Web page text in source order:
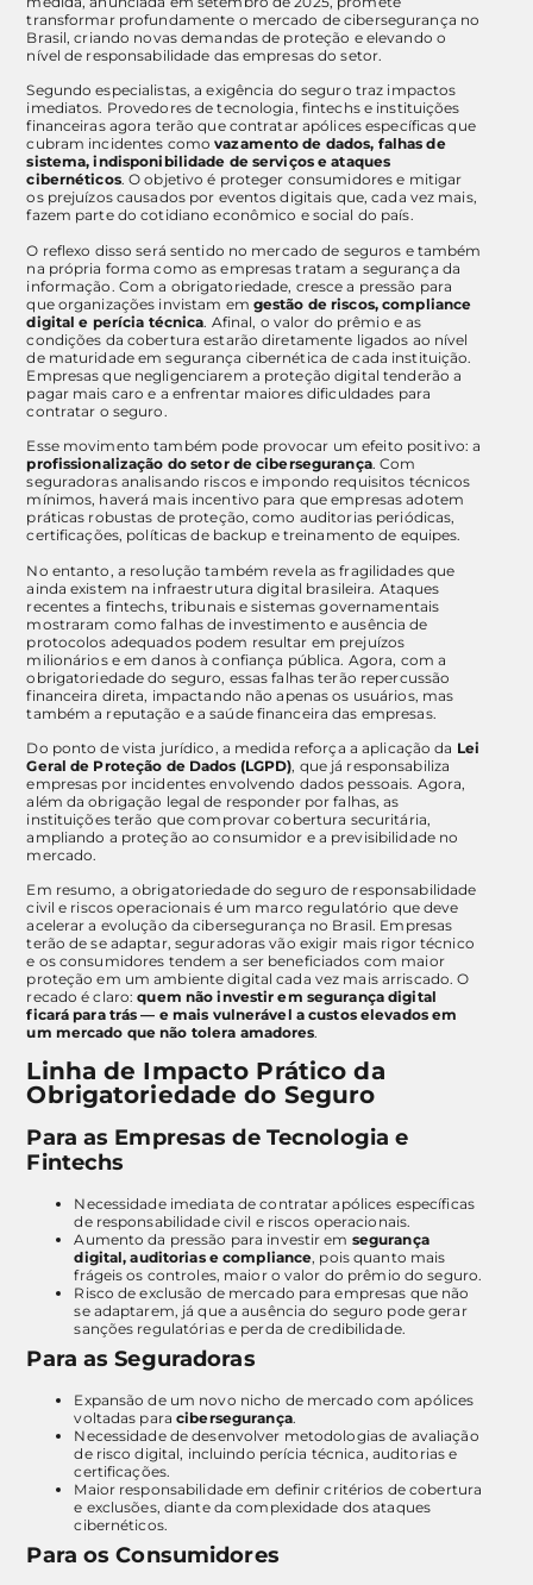
transformar profundamente o mercado de cibersegurança no
Brasil, criando novas demandas de proteção e elevando o
nível de responsabilidade das empresas do setor.
Segundo especialistas, a exigência do seguro traz impactos
imediatos. Provedores de tecnologia, fintechs e instituições
financeiras agora terão que contratar apólices específicas que
cubram incidentes comovazamento de dados, falhas de
sistema, indisponibilidade de serviços e ataques
cibernéticos. O objetivo é proteger consumidores e mitigar
os prejuízos causados por eventos digitais que, cada vez mais,
fazem parte do cotidiano econômico e social do país.
O reflexo disso será sentido no mercado de seguros e também
na própria forma como as empresas tratam a segurança da
informação. Com a obrigatoriedade, cresce a pressão para
que organizações invistam em gestão de riscos, compliance
digital e perícia técnica. Afinal, o valor do prêmio e as
condições da cobertura estarão diretamente ligados ao nível
de maturidade em segurança cibernética de cada instituição.
Empresas que negligenciarem a proteção digital tenderão a
pagar mais caro e a enfrentar maiores dificuldades para
contratar o seguro.
Esse movimento também pode provocar um efeito positivo: a
profissionalização do setor de cibersegurança. Com
seguradoras analisando riscos e impondo requisitos técnicos
mínimos, haverá mais incentivo para que empresas adotem
práticas robustas de proteção, como auditorias periódicas,
certificações, políticas de backup e treinamento de equipes.
No entanto, a resolução também revela as fragilidades que
ainda existem na infraestrutura digital brasileira. Ataques
recentes a fintechs, tribunais e sistemas governamentais
mostraram como falhas de investimento e ausência de
protocolos adequados podem resultar em prejuízos
milionários e em danos à confiança pública. Agora, com a
obrigatoriedade do seguro, essas falhas terão repercussão
financeira direta, impactando não apenas os usuários, mas
também a reputação e a saúde financeira das empresas.
Do ponto de vista jurídico, a medida reforça a aplicação da Lei
Geral de Proteção de Dados (LGPD), que já responsabiliza
empresas por incidentes envolvendo dados pessoais. Agora,
além da obrigação legal de responder por falhas, as
instituições terão que comprovar cobertura securitária,
ampliando a proteção ao consumidor e a previsibilidade no
mercado.
Em resumo, a obrigatoriedade do seguro de responsabilidade
civil e riscos operacionais é um marco regulatório que deve
acelerar a evolução da cibersegurança no Brasil. Empresas
terão de se adaptar, seguradoras vão exigir mais rigor técnico
e os consumidores tendem a ser beneficiados com maior
proteção em um ambiente digital cada vez mais arriscado. O
recado é claro:quem não investir em segurança digital
ficará para trás — e mais vulnerável a custos elevados em
um mercado que não tolera amadores.
Linha de Impacto Prático da
Obrigatoriedade do Seguro
Para as Empresas de Tecnologia e
Fintechs
Necessidade imediata de contratar apólices específicas
de responsabilidade civil e riscos operacionais.
Aumento da pressão para investir em segurança
digital, auditorias e compliance, pois quanto mais
frágeis os controles, maior o valor do prêmio do seguro.
Risco de exclusão de mercado para empresas que não
se adaptarem, já que a ausência do seguro pode gerar
sanções regulatórias e perda de credibilidade.
Para as Seguradoras
Expansão de um novo nicho de mercado com apólices
voltadas paracibersegurança.
Necessidade de desenvolver metodologias de avaliação
de risco digital, incluindo perícia técnica, auditorias e
certificações.
Maior responsabilidade em definir critérios de cobertura
e exclusões, diante da complexidade dos ataques
cibernéticos.
Para os Consumidores